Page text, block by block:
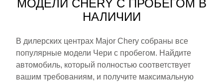
МОДЕЛИ CHERY С ПРОБЕГОМ В
НАЛИЧИИ
В дилерских центрах Major Chery собраны все
популярные модели Чери с пробегом. Найдите
автомобиль, который полностью соответствует
вашим требованиям, и получите максимальную